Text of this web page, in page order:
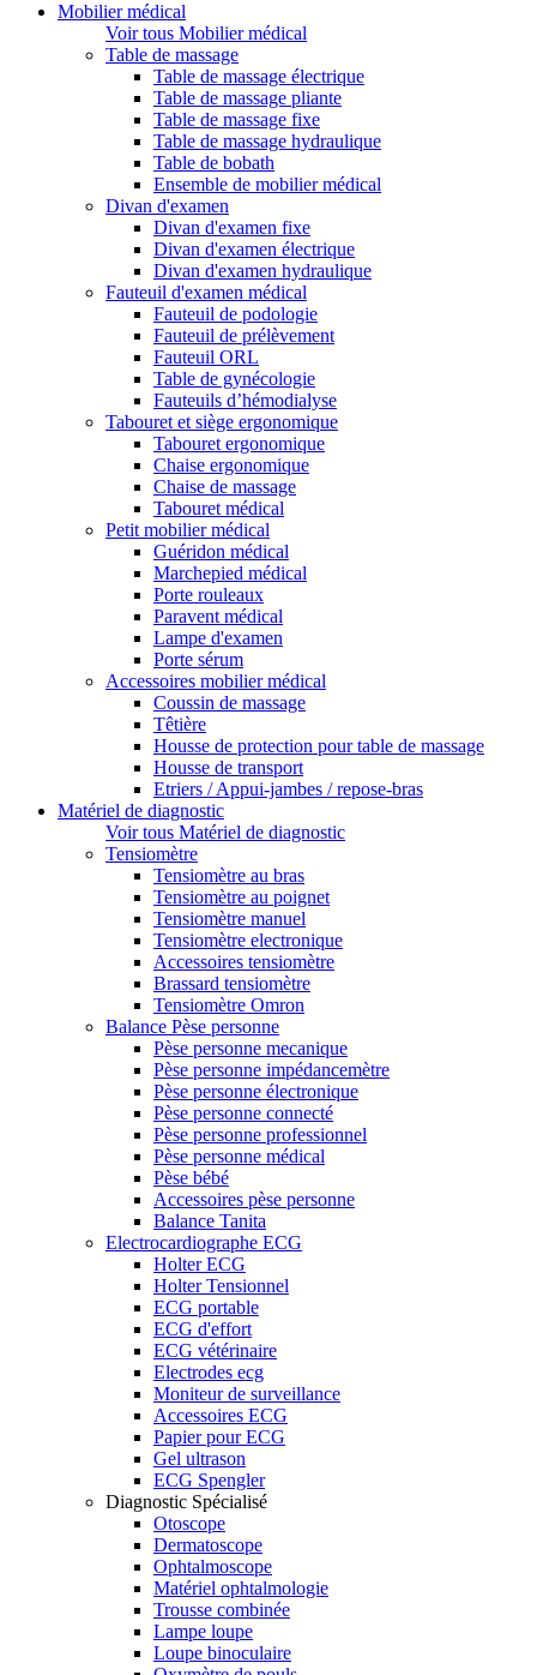
Mobilier médical
Voir tous Mobilier médical
Table de massage
Table de massage électrique
Table de massage pliante
Table de massage fixe
Table de massage hydraulique
Table de bobath
Ensemble de mobilier médical
Divan d'examen
Divan d'examen fixe
Divan d'examen électrique
Divan d'examen hydraulique
Fauteuil d'examen médical
Fauteuil de podologie
Fauteuil de prélèvement
Fauteuil ORL
Table de gynécologie
Fauteuils d’hémodialyse
Tabouret et siège ergonomique
Tabouret ergonomique
Chaise ergonomique
Chaise de massage
Tabouret médical
Petit mobilier médical
Guéridon médical
Marchepied médical
Porte rouleaux
Paravent médical
Lampe d'examen
Porte sérum
Accessoires mobilier médical
Coussin de massage
Têtière
Housse de protection pour table de massage
Housse de transport
Etriers / Appui-jambes / repose-bras
Matériel de diagnostic
Voir tous Matériel de diagnostic
Tensiomètre
Tensiomètre au bras
Tensiomètre au poignet
Tensiomètre manuel
Tensiomètre electronique
Accessoires tensiomètre
Brassard tensiomètre
Tensiomètre Omron
Balance Pèse personne
Pèse personne mecanique
Pèse personne impédancemètre
Pèse personne électronique
Pèse personne connecté
Pèse personne professionnel
Pèse personne médical
Pèse bébé
Accessoires pèse personne
Balance Tanita
Electrocardiographe ECG
Holter ECG
Holter Tensionnel
ECG portable
ECG d'effort
ECG vétérinaire
Electrodes ecg
Moniteur de surveillance
Accessoires ECG
Papier pour ECG
Gel ultrason
ECG Spengler
Diagnostic Spécialisé
Otoscope
Dermatoscope
Ophtalmoscope
Matériel ophtalmologie
Trousse combinée
Lampe loupe
Loupe binoculaire